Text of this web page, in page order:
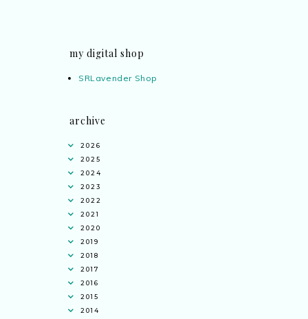
my digital shop
SRLavender Shop
archive
2026
2025
2024
2023
2022
2021
2020
2019
2018
2017
2016
2015
2014